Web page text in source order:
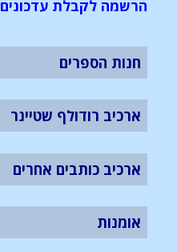
הרשמה לקבלת עדכונים
חנות הספרים
ארכיב רודולף שטיינר
ארכיב כותבים אחרים
אומנות